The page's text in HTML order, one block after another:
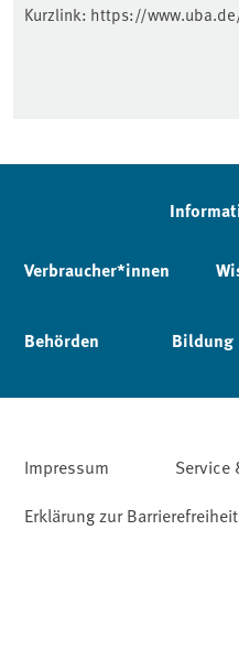
Kurzlink: https://
Verbraucher*innen
Behörden Bildung
Impressum Service
Erklärung zur Barrierefreiheit